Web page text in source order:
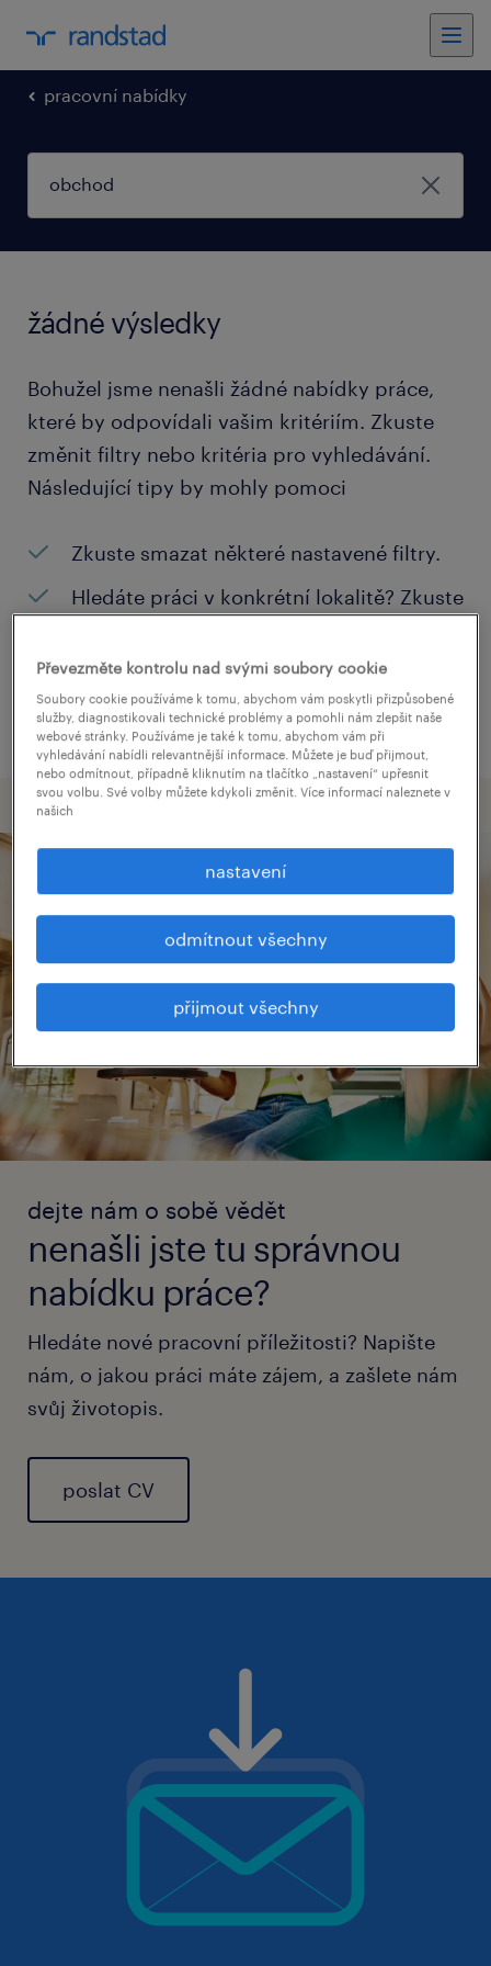
pracovní nabídky
žádné výsledky
Bohužel jsme nenašli žádné nabídky práce,
které by odpovídali vašim kritériím. Zkuste
změnit filtry nebo kritéria pro vyhledávání.
Následující tipy by mohly pomoci
Zkuste smazat některé nastavené filtry.
Hledáte práci v konkrétní lokalitě? Zkuste
Změňte název pozice nebo klíčová slova
a zkontrolujte, jestli neobsahují chyby.
dejte nám o sobě vědět
nenašli jste tu správnou
nabídku práce?
Hledáte nové pracovní příležitosti? Napište
nám, o jakou práci máte zájem, a zašlete nám
svůj životopis.
poslat CV
Převezměte kontrolu nad svými soubory cookie
Soubory cookie používáme k tomu, abychom vám poskytli přizpůsobené
služby, diagnostikovali technické problémy a pomohli nám zlepšit naše
webové stránky. Používáme je také k tomu, abychom vám při
vyhledávání nabídli relevantnější informace. Můžete je buď přijmout,
nebo odmítnout, případně kliknutím na tlačítko „nastavení“ upřesnit
svou volbu. Své volby můžete kdykoli změnit. Více informací naleznete v
našich
nastavení
odmítnout všechny
přijmout všechny